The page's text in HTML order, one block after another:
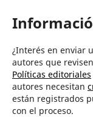
¿Interés en enviar
autores que
Políticas editoriales
autores necesitan
están registrados
con el proceso.